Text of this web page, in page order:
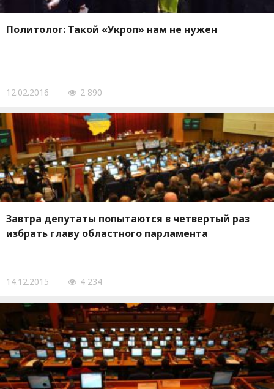
Политолог: Такой «Укроп» нам не нужен
12.02.2016 2 890
Завтра депутаты попытаются в четвертый раз
избрать главу областного парламента
14.12.2015 4 234